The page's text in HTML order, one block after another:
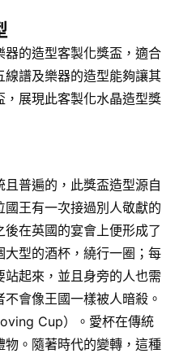
的造型客製化獎盃，適合
譜及樂器的造型能夠讓其
展現此客製化水晶造型獎
普遍的，此獎盃造型源自
王有一次接過別人敬獻的
在英國的宴會上便形成了
型的酒杯，繞行一圈；每
起來，並且身旁的人也需
會像王國一樣被人暗殺。
Cup）。愛杯在傳統
。隨著時代的變轉，這種